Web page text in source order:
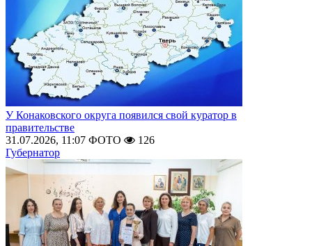
У Конаковского округа появился свой куратор в
правительстве
31.07.2026, 11:07 ФОТО
126
Губернатор